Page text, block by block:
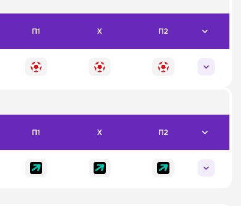
П1 X П2
П1 X П2